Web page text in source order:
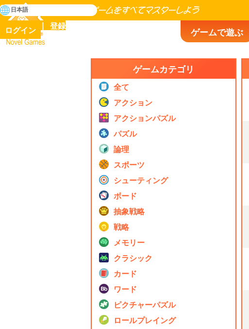
Novel Games
人類の歴史に存在するゲームをすべてマスターしよう
検
索
ゲームで遊ぶ
ログイン 登録
日本語
ゲームカテゴリ
全て
アクション
アクションパズル
パズル
論理
スポーツ
シューティング
ボード
抽象戦略
戦略
メモリー
クラシック
カード
ワード
ピクチャーパズル
ロールプレイング